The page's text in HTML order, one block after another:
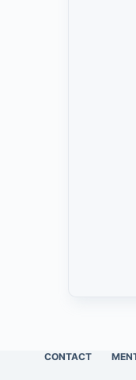
CONTACT